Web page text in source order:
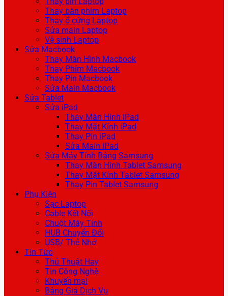
Thay bàn phím Laptop
Thay ổ cứng Laptop
Sửa main Laptop
Vệ sinh Laptop
Sửa Macbook
Thay Màn Hình Macbook
Thay Phím Macbook
Thay Pin Macbook
Sửa Main Macbook
Sửa Tablet
Sửa iPad
Thay Màn Hình iPad
Thay Mặt Kính iPad
Thay Pin iPad
Sửa Main iPad
Sửa Máy Tính Bảng Samsung
Thay Màn Hình Tablet Samsung
Thay Mặt Kính Tablet Samsung
Thay Pin Tablet Samsung
Phụ Kiện
Sạc Laptop
Cable Kết Nối
Chuột Máy Tính
HUB Chuyển Đổi
USB/ Thẻ Nhớ
Tin Tức
Thủ Thuật Hay
Tin Công Nghệ
Khuyến mại
Bảng Giá Dịch Vụ